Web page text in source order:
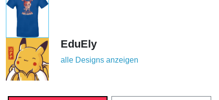
EduEly
alle Designs anzeigen